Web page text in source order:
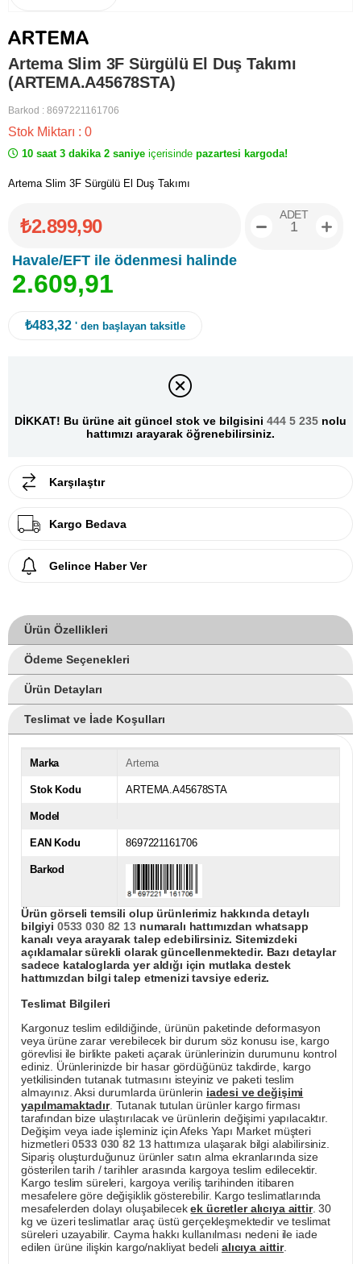
Artema Slim 3F Sürgülü El Duş Takımı
(ARTEMA.A45678STA)
Barkod : 8697221161706
Stok Miktarı : 0
10 saat 3 dakika 2 saniye içerisinde pazartesi kargoda!
Artema Slim 3F Sürgülü El Duş Takımı
₺2.899,90
Havale/EFT ile ödenmesi halinde
2.609,91
ADET
₺483,32 ' den başlayan taksitle
DİKKAT! Bu ürüne ait güncel stok ve bilgisini 444 5 235 nolu
hattımızı arayarak öğrenebilirsiniz.
Karşılaştır
Kargo Bedava
Gelince Haber Ver
Ürün Özellikleri
Ödeme Seçenekleri
Ürün Detayları
Teslimat ve İade Koşulları
Marka Artema
Stok Kodu ARTEMA.A45678STA
Model
EAN Kodu 8697221161706
Barkod
Ürün görseli temsili olup ürünlerimiz hakkında detaylı
bilgiyi 0533 030 82 13numaralı hattımızdan whatsapp
kanalı veya arayarak talep edebilirsiniz. Sitemizdeki
açıklamalar sürekli olarak güncellenmektedir. Bazı detaylar
sadece kataloglarda yer aldığı için mutlaka destek
hattımızdan bilgi talep etmenizi tavsiye ederiz.
Teslimat Bilgileri
Kargonuz teslim edildiğinde, ürünün paketinde deformasyon
veya ürüne zarar verebilecek bir durum söz konusu ise, kargo
görevlisi ile birlikte paketi açarak ürünlerinizin durumunu kontrol
ediniz. Ürünlerinizde bir hasar gördüğünüz takdirde, kargo
yetkilisinden tutanak tutmasını isteyiniz ve paketi teslim
almayınız. Aksi durumlarda ürünlerin iadesi ve değişimi
yapılmamaktadır. Tutanak tutulan ürünler kargo firması
tarafından bize ulaştırılacak ve ürünlerin değişimi yapılacaktır.
Değişim veya iade işleminiz için Afeks Yapı Market müşteri
hizmetleri0533 030 82 13hattımıza ulaşarak bilgi alabilirsiniz.
Sipariş oluşturduğunuz ürünler satın alma ekranlarında size
gösterilen tarih / tarihler arasında kargoya teslim edilecektir.
Kargo teslim süreleri, kargoya veriliş tarihinden itibaren
mesafelere göre değişiklik gösterebilir. Kargo teslimatlarında
mesafelerden dolayı oluşabilecekek ücretler alıcıya aittir. 30
kg ve üzeri teslimatlar araç üstü gerçekleşmektedir ve teslimat
süreleri uzayabilir. Cayma hakkı kullanılması nedeni ile iade
edilen ürüne ilişkin kargo/nakliyat bedeli alıcıya aittir.